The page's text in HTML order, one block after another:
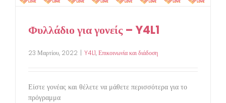
Φυλλάδιο για γονείς – Y4L1
23 Μαρτίου, 2022 | Y4L1,Επικοινωνία και διάδοση
Είστε γονέας και θέλετε να μάθετε περισσότερα για το
πρόγραμμα